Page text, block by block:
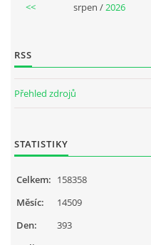
<< srpen /2026
RSS
Přehled zdrojů
STATISTIKY
Celkem: 158358
Měsíc:
14509
Den:
393